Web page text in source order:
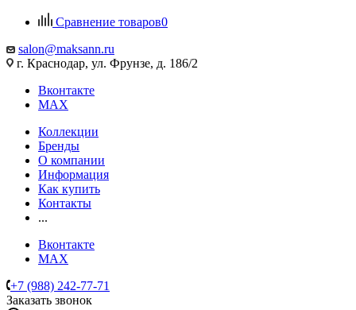
Сравнение товаров0
salon@maksann.ru
г. Краснодар, ул. Фрунзе, д. 186/2
Вконтакте
MAX
Коллекции
Бренды
О компании
Информация
Как купить
Контакты
...
Вконтакте
MAX
+7 (988) 242-77-71
Заказать звонок